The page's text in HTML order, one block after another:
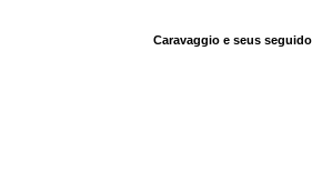
Caravaggio e seus